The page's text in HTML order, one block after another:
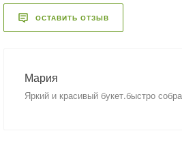
ОСТАВИТЬ ОТЗЫВ
Мария
Яркий и красивый букет.быстро